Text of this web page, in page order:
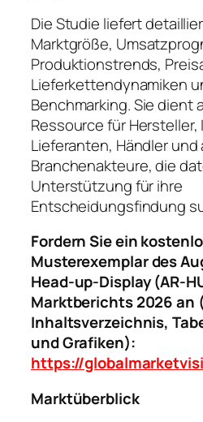
Die Studie liefert
Marktgröße,
Produktionstrends,
Lieferkettendynamiken
Benchmarking. Sie dient
Ressource für
Lieferanten, Händler und
Branchenakteure, die
Unterstützung für ihre
Entscheidungsfindung
Fordern Sie ein
Musterexemplar des
Head-up-Display (AR-
Marktberichts 2026 an
Inhaltsverzeichnis,
und Grafiken):
https://
Marktüberblick